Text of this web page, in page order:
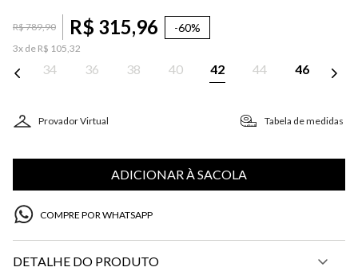
R$789,90 R$ 315,96 -60%
3x de R$ 105,32
34 36 38 40 42 44 46
Provador Virtual Tabela de medidas
ADICIONAR À SACOLA
COMPRE POR WHATSAPP
DETALHE DO PRODUTO